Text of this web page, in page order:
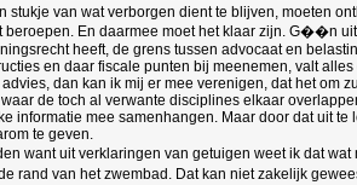
van wat verborgen dient te blijven, moeten
beroepen. En daarmee moet het klaar zijn. G��n
heeft, de grens tussen advocaat en
en daar fiscale punten bij meenemen, valt
dan kan ik mij er mee verenigen, dat het
de toch al verwante disciplines elkaar
informatie mee samenhangen. Maar door dat uit
te geven.
want uit verklaringen van getuigen weet ik dat
rand van het zwembad. Dat kan niet zakelijk